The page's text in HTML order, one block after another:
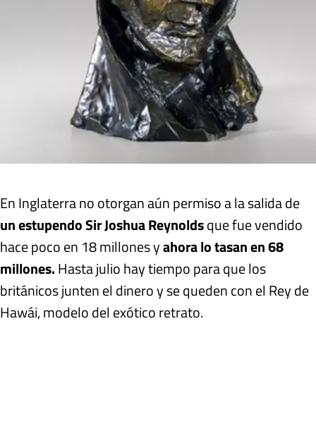
En Inglaterra no otorgan aún permiso a la salida de
un estupendo Sir Joshua Reynoldsque fue vendido
hace poco en 18 millones yahora lo tasan en 68
millones.Hasta julio hay tiempo para que los
británicos junten el dinero y se queden con el Rey de
Hawái, modelo del exótico retrato.